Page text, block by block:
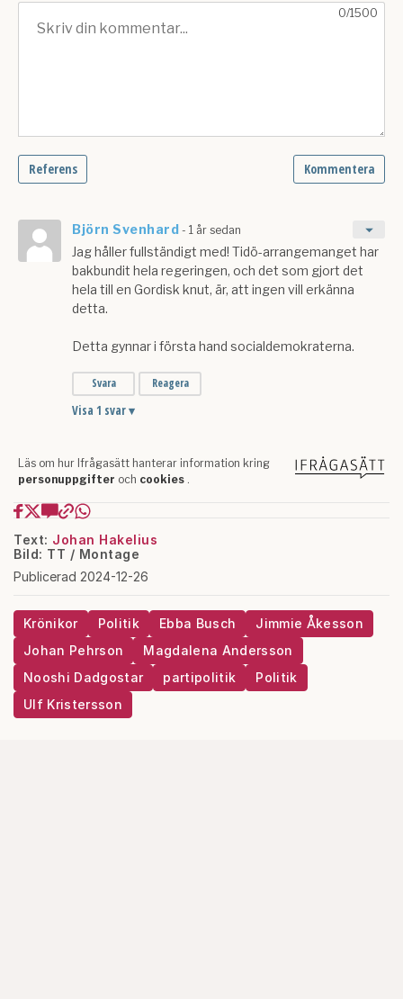
Text: Johan Hakelius
Bild: TT / Montage
Publicerad 2024-12-26
Krönikor Politik Ebba Busch
Jimmie Åkesson
Johan Pehrson
Magdalena Andersson
Nooshi Dadgostar
partipolitik
Politik
Ulf Kristersson